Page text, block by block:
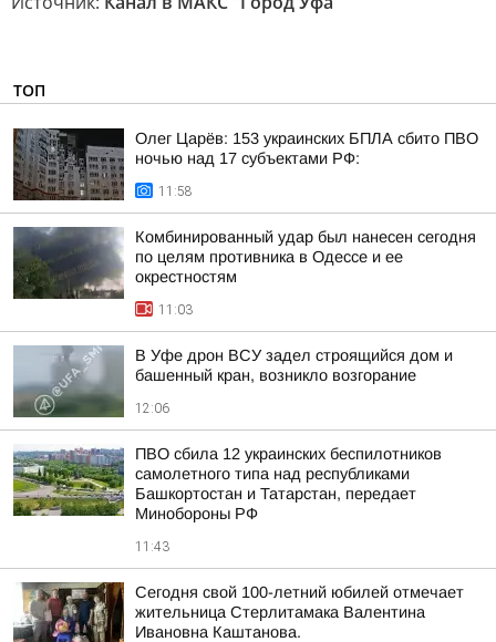
ТОП
Олег Царёв: 153 украинских БПЛА сбито ПВО
ночью над 17 субъектами РФ:
11:58
Комбинированный удар был нанесен сегодня
по целям противника в Одессе и ее
окрестностям
11:03
В Уфе дрон ВСУ задел строящийся дом и
башенный кран, возникло возгорание
12:06
ПВО сбила 12 украинских беспилотников
самолетного типа над республиками
Башкортостан и Татарстан, передает
Минобороны РФ
11:43
Сегодня свой 100-летний юбилей отмечает
жительница Стерлитамака Валентина
Ивановна Каштанова.